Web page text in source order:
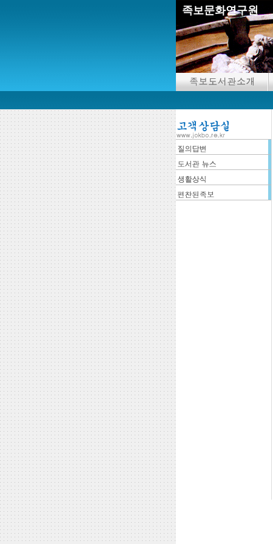
족보문화연구원